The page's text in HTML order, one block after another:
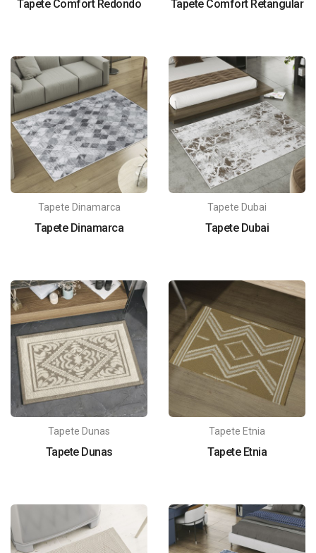
Tapete Comfort Redondo Tapete Comfort Retangular
Tapete Dinamarca
Tapete Dinamarca
Tapete Dubai
Tapete Dubai
Tapete Dunas
Tapete Dunas
Tapete Etnia
Tapete Etnia